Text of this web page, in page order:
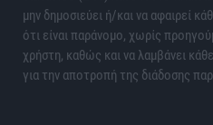
μην δημοσιεύει ή/και να αφαιρεί
ότι είναι παράνομο, χωρίς
χρήστη, καθώς και να λαμβάνει
για την αποτροπή της διάδοσης